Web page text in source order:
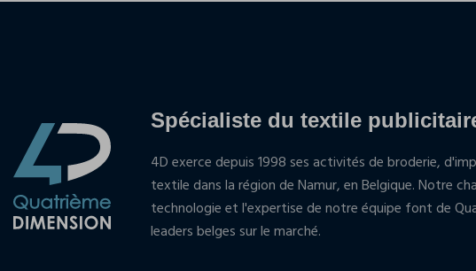
Spécialiste du textile
4D exerce depuis 1998 ses activités de broderie,
textile dans la région de Namur, en Belgique. Notre
technologie et l'expertise de notre équipe font de
leaders belges sur le marché.